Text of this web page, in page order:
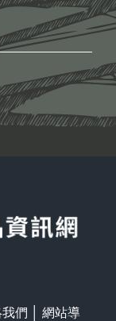
們
網站導